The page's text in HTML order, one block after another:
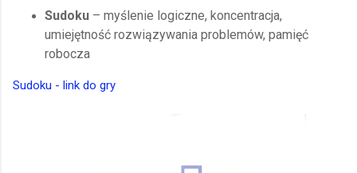
Sudoku – myślenie logiczne, koncentracja,
umiejętność rozwiązywania problemów, pamięć
robocza
Sudoku - link do gry